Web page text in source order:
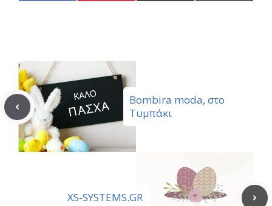
on on on on
Bombira moda, στο
Τυμπάκι
XS-SYSTEMS.GR